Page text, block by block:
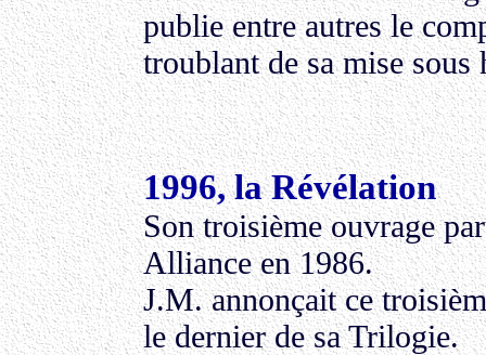
publie entre autres le
troublant de sa mise sous
1996, la Révélation
Son troisième ouvrage
Alliance en 1986.
J.M. annonçait ce
le dernier de sa Trilogie.